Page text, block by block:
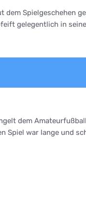
dem Spielgeschehen
gelegentlich in
dem
Spiel war lange und